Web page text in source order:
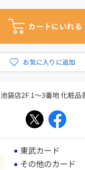
池袋店2F 1～3番地 化粧品
東武カード
その他のカード